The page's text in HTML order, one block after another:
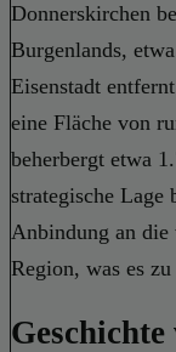
Donnerskirchen
Burgenlands,
Eisenstadt
eine Fläche von
beherbergt etwa
strategische Lage
Anbindung an die
Region, was es